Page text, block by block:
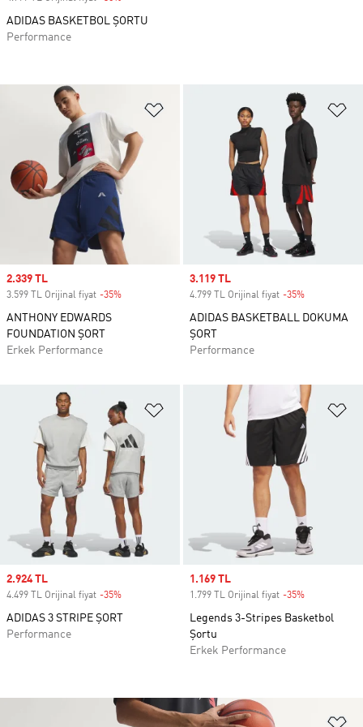
Favori Listesine Ekle
Sale price
2.339 TL
3.599 TL Orijinal fiyat -35%
ANTHONY EDWARDS
FOUNDATION ŞORT
Erkek Performance
Sale price
3.119 TL
4.799 TL Orijinal fiyat -35%
ADIDAS BASKETBALL DOKUMA
ŞORT
Performance
Favori Listesine Ekle
Sale price
2.924 TL
4.499 TL Orijinal fiyat -35%
ADIDAS 3 STRIPE ŞORT
Performance
Sale price
1.169 TL
1.799 TL Orijinal fiyat -35%
Legends 3-Stripes Basketbol
Şortu
Erkek Performance
ADIDAS BASKETBOL ŞORTU
Performance